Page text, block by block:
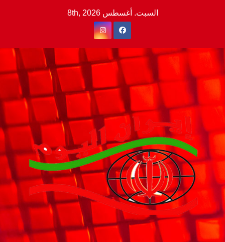
السبت. أغسطس 8th, 2026